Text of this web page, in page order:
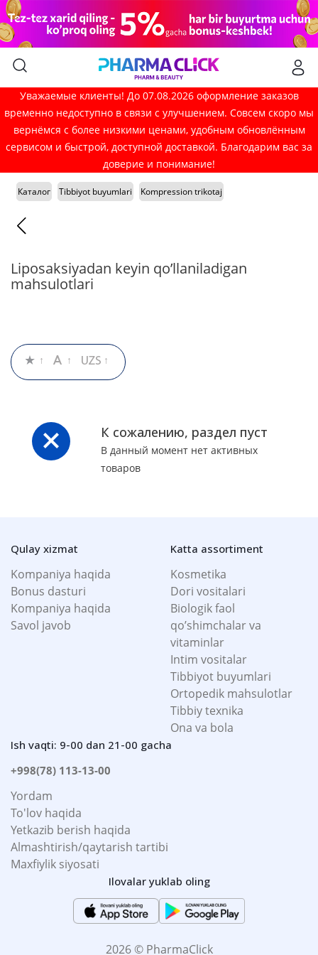
Уважаемые клиенты! До 07.08.2026 оформление заказов
временно недоступно в связи с улучшением. Совсем скоро мы
вернёмся с более низкими ценами, удобным обновлённым
сервисом и быстрой, доступной доставкой. Благодарим вас за
доверие и понимание!
Каталог Tibbiyot buyumlari Kompression trikotaj
Liposaksiyadan keyin qo’llaniladigan
mahsulotlari
К сожалению, раздел пуст
В данный момент нет активных
товаров
Qulay xizmat
Kompaniya haqida
Bonus dasturi
Kompaniya haqida
Savol javob
Katta assortiment
Kosmetika
Dori vositalari
Biologik faol
qo’shimchalar va
vitaminlar
Intim vositalar
Tibbiyot buyumlari
Ortopedik mahsulotlar
Tibbiy texnika
Ona va bola
Ish vaqti: 9-00 dan 21-00 gacha
+998(78) 113-13-00
Yordam
To'lov haqida
Yetkazib berish haqida
Almashtirish/qaytarish tartibi
Maxfiylik siyosati
Ilovalar yuklab oling
2026 © PharmaClick